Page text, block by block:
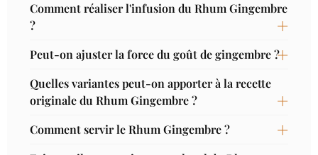
Comment réaliser l'infusion du Rhum Gingembre
?
Peut-on ajuster la force du goût de gingembre ?
Quelles variantes peut-on apporter à la recette
originale du Rhum Gingembre ?
Comment servir le Rhum Gingembre ?